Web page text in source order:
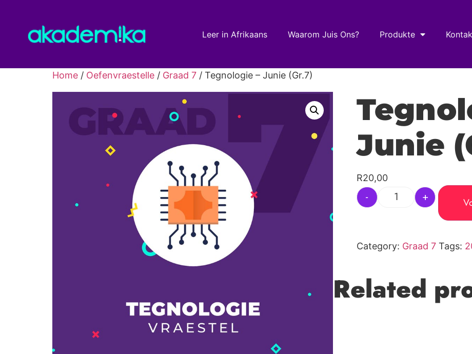
Leer in Afrikaans Waarom Juis Ons? Produkte Kontak
Home / Oefenvraestelle / Graad 7 / Tegnologie – Junie (Gr.7)
Junie
R20,00
- +
Category: Graad 7 Tags:
Related